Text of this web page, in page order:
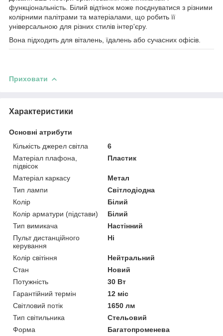
функціональність. Білий відтінок може поєднуватися з різними
колірними палітрами та матеріалами, що робить її
універсальною для різних стилів інтер'єру.
Вона підходить для віталень, їдалень або сучасних офісів.
Приховати
Характеристики
Основні атрибути
Кількість джерел світла
6
Матеріал плафона,
підвісок
Пластик
Матеріал каркасу
Метал
Тип лампи
Світлодіодна
Колір
Білий
Колір арматури (підстави)
Білий
Тип вимикача
Настінний
Пульт дистанційного
керування
Ні
Колір світіння
Нейтральний
Стан
Новий
Потужність
30 Вт
Гарантійний термін
12 міс
Світловий потік
1650 лм
Тип світильника
Стельовий
Форма
Багатопроменева